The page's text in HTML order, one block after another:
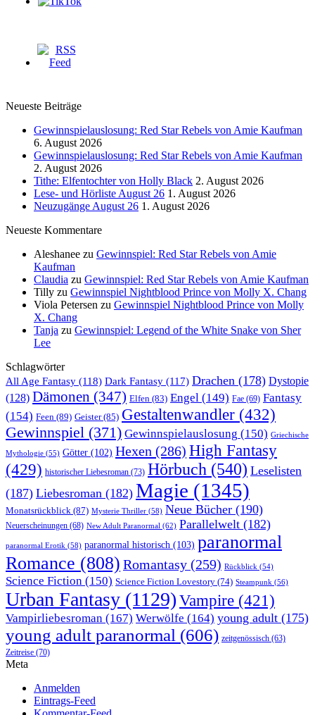
Neueste Beiträge
Gewinnspielauslosung: Red Star Rebels von Amie Kaufman
6. August 2026
Gewinnspielauslosung: Red Star Rebels von Amie Kaufman
2. August 2026
Tithe: Elfentochter von Holly Black 2. August 2026
Lese- und Hörliste August 26 1. August 2026
Neuzugänge August 26 1. August 2026
Neueste Kommentare
Aleshanee zu Gewinnspiel: Red Star Rebels von Amie
Kaufman
Claudia zu Gewinnspiel: Red Star Rebels von Amie Kaufman
Tilly zu Gewinnspiel Nightblood Prince von Molly X. Chang
Viola Petersen zu Gewinnspiel Nightblood Prince von Molly
X. Chang
Tanja zu Gewinnspiel: Legend of the White Snake von Sher
Lee
Schlagwörter
All Age Fantasy (118) Dark Fantasy (117) Drachen (178) Dystopie
(128) Dämonen (347) Elfen (83) Engel (149) Fae (69) Fantasy
(154) Feen (89) Geister(85) Gestaltenwandler (432)
Gewinnspiel (371) Gewinnspielauslosung (150) Griechische
Mythologie (55) Götter (102) Hexen (286) High Fantasy
(429) historischer Liebesroman (73) Hörbuch (540) Leselisten
(187) Liebesroman (182) Magie (1345)
Monatsrückblick (87) Mysterie Thriller (58) Neue Bücher (190)
Neuerscheinungen (68) New Adult Paranormal (62) Parallelwelt (182)
paranormal Erotik (58) paranormal historisch (103) paranormal
Romance (808) Romantasy (259) Rückblick (54)
Science Fiction (150) Science Fiction Lovestory (74) Steampunk (56)
Urban Fantasy (1129) Vampire (421)
Vampirliebesroman (167) Werwölfe (164) young adult (175)
young adult paranormal (606) zeitgenössisch (63)
Zeitreise (70)
Meta
Anmelden
Eintrags-Feed